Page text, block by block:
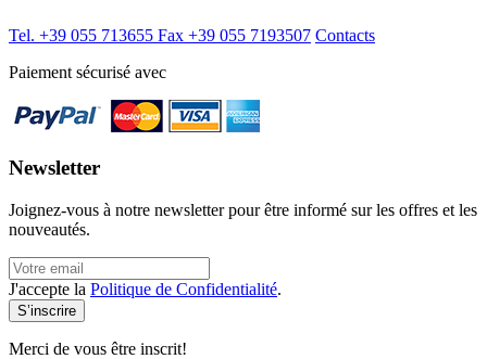
Tel. +39 055 713655 Fax +39 055 7193507 Contacts
Paiement sécurisé avec
Newsletter
Joignez-vous à notre newsletter pour être informé sur les offres et les
nouveautés.
J'accepte la Politique de Confidentialité.
Merci de vous être inscrit!